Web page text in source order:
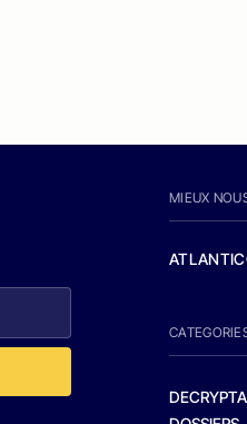
MIEUX